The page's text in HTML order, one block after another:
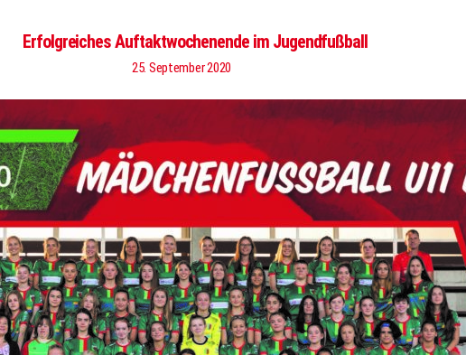
Erfolgreiches Auftaktwochenende im Jugendfußball
25. September 2020